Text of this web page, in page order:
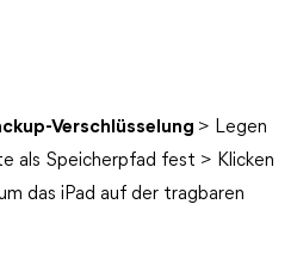
Verschlüsselung > Legen
als Speicherpfad fest > Klicken
um das iPad auf der tragbaren